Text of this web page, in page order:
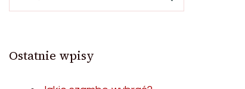
Ostatnie wpisy